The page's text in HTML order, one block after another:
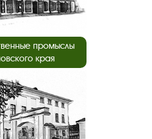
промыслы
края